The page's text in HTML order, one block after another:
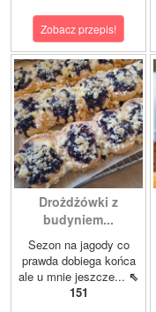
Zobacz przepis!
Drożdżówki z
budyniem...
Sezon na jagody co
prawda dobiega końca
ale u mnie jeszcze... ⇖
151